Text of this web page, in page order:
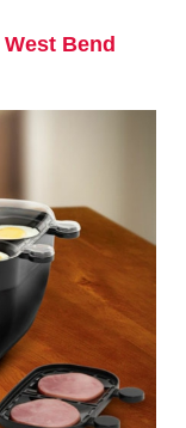
West Bend